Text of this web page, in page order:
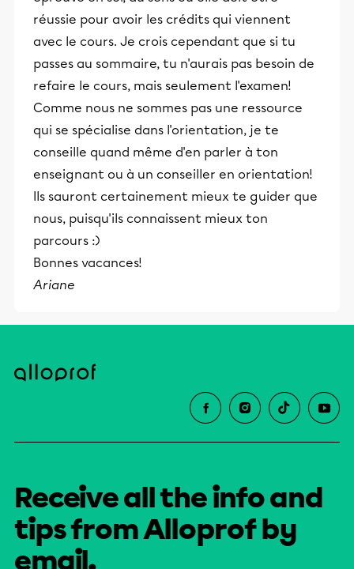
réussie pour avoir les crédits qui viennent
avec le cours. Je crois cependant que si tu
passes au sommaire, tu n'aurais pas besoin de
refaire le cours, mais seulement l'examen!
Comme nous ne sommes pas une ressource
qui se spécialise dans l'orientation, je te
conseille quand même d'en parler à ton
enseignant ou à un conseiller en orientation!
Ils sauront certainement mieux te guider que
nous, puisqu'ils connaissent mieux ton
parcours :)
Bonnes vacances!
Ariane
Receive all the info and
tips from Alloprof by
email.